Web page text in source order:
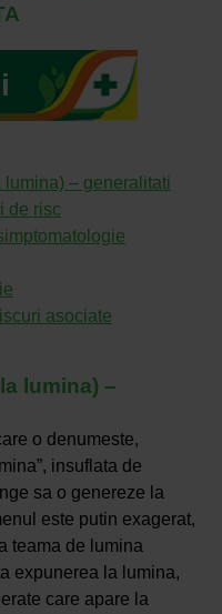
– generalitati
de risc
asociate
lumina) –
o denumeste,
insuflata de
sa o genereze la
este putin exagerat,
teama de lumina
expunerea la lumina,
care apare la